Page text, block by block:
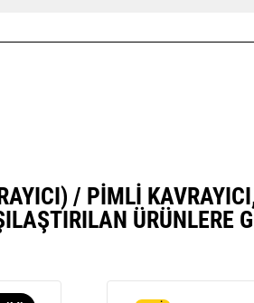
/ PIMLI
ÜRÜNLERE